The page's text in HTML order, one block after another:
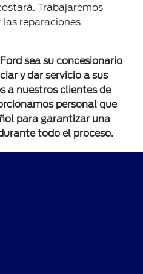
Trabajaremos
reparaciones
sea su concesionario
y dar servicio a sus
a nuestros clientes de
personal que
para garantizar una
todo el proceso.